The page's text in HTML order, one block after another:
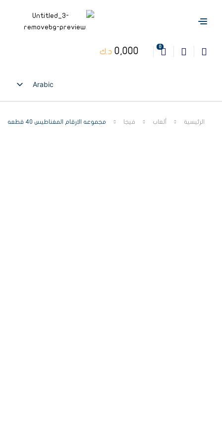
0
0,000 د.ك
Arabic
English
الرئيسية ألعاب فيجا مجموعه الارقام المغناطيس 40 قطعه